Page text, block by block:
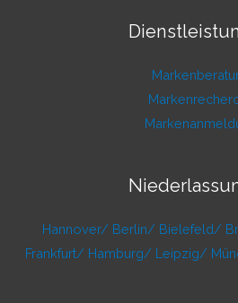
Hannover/ Berlin/ Bielefeld/
Frankfurt/ Hamburg/ Leipzig/